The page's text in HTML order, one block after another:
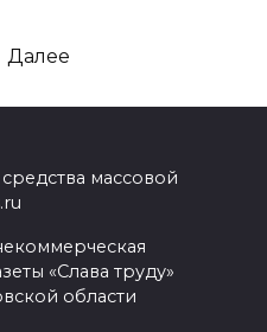
Далее
массовой
«Слава труду»
области